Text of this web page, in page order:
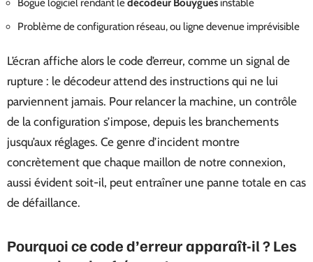
Bogue logiciel rendant ledécodeur Bouygues instable
Problème de configuration réseau, ou ligne devenue imprévisible
L’écran affiche alors le code d’erreur, comme un signal de
rupture : le décodeur attend des instructions qui ne lui
parviennent jamais. Pour relancer la machine, un contrôle
de la configuration s’impose, depuis les branchements
jusqu’aux réglages. Ce genre d’incident montre
concrètement que chaque maillon de notre connexion,
aussi évident soit-il, peut entraîner une panne totale en cas
de défaillance.
Pourquoi ce code d’erreur apparaît-il ? Les